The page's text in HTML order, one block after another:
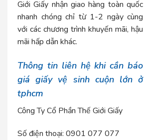
Giới Giấy nhận giao hàng toàn quốc
nhanh chóng chỉ từ 1-2 ngày cùng
với các chương trình khuyến mãi, hậu
mãi hấp dẫn khác.
Thông tin liên hệ khi cần báo
giá giấy vệ sinh cuộn lớn ở
tphcm
Công Ty Cổ Phần Thế Giới Giấy
Số điện thoại: 0901 077 077